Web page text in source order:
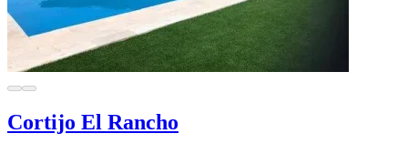
Cortijo El Rancho